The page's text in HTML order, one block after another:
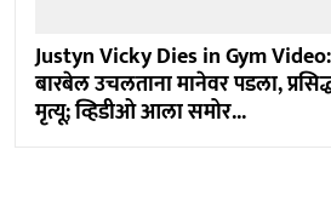
Justyn Vicky Dies in Gym
बारबेल उचलताना मानेवर पडला,
मृत्यू; व्हिडीओ आला समोर...